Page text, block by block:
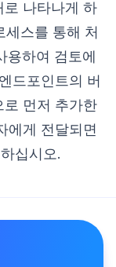
로 나타나게 하
세스를 통해 처
용하여 검토에
드포인트의 버
로 먼저 추가한
에게 전달되면
십시오.